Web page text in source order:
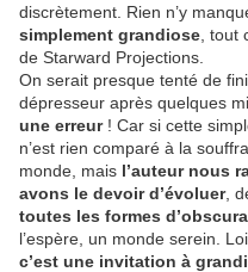
discrètement. Rien n’y
simplement grandiose ,
de Starward Projections.
On serait presque tenté de
dépresseur après quelques
une erreur! Car si cette
n’est rien comparé à la
monde, mais l’auteur nous
avons le devoir d’évoluer,
toutes les formes
l’espère, un monde serein.
c’est une invitation à